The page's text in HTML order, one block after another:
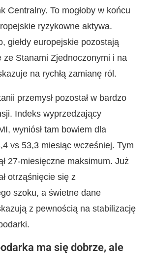
Centralny. To mogłoby w końcu
ryzykowne aktywa.
giełdy europejskie pozostają
ze Stanami Zjednoczonymi i na
na rychłą zamianę ról.
przemysł pozostał w bardzo
Indeks wyprzedzający
wyniósł tam bowiem dla
vs 53,3 miesiąc wcześniej. Tym
27-miesięczne maksimum. Już
otrząśnięcie się z
szoku, a świetne dane
z pewnością na stabilizację
ma się dobrze, ale